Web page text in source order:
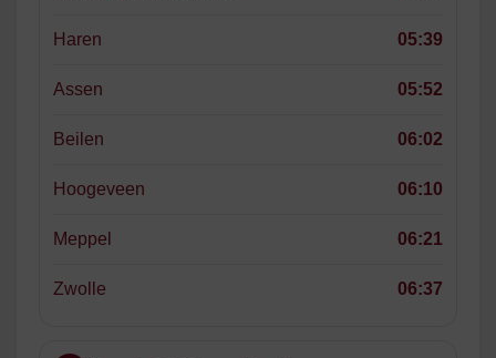
Haren 05:39
Assen 05:52
Beilen 06:02
Hoogeveen 06:10
Meppel 06:21
Zwolle 06:37